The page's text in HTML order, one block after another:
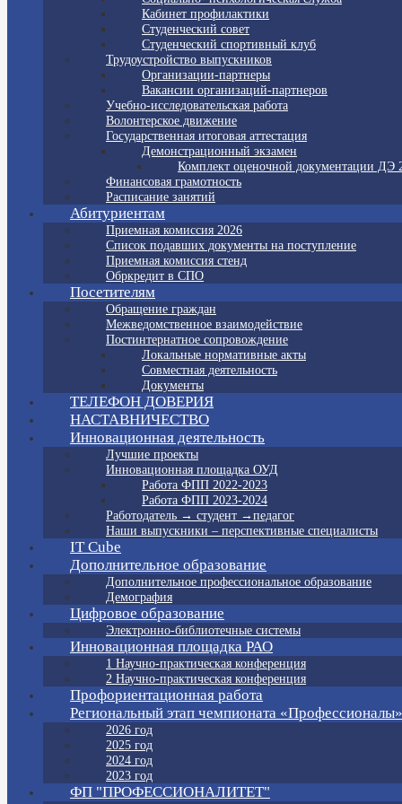
Кабинет профилактики
Студенческий совет
Студенческий спортивный клуб
Трудоустройство выпускников
Организации-партнеры
Вакансии организаций-партнеров
Учебно-исследовательская работа
Волонтерское движение
Государственная итоговая аттестация
Демонстрационный экзамен
Комплект оценочной документации ДЭ
Финансовая грамотность
Расписание занятий
Абитуриентам
Приемная комиссия 2026
Список подавших документы на поступление
Приемная комиссия стенд
Обркредит в СПО
Посетителям
Обращение граждан
Межведомственное взаимодействие
Постинтернатное сопровождение
Локальные нормативные акты
Совместная деятельность
Документы
ТЕЛЕФОН ДОВЕРИЯ
НАСТАВНИЧЕСТВО
Инновационная деятельность
Лучшие проекты
Инновационная площадка ОУД
Работа ФПП 2022-2023
Работа ФПП 2023-2024
Работодатель → студент →педагог
Наши выпускники – перспективные специалисты
IT Cube
Дополнительное образование
Дополнительное профессиональное образование
Демография
Цифровое образование
Электронно-библиотечные системы
Инновационная площадка РАО
1 Научно-практическая конференция
2 Научно-практическая конференция
Профориентационная работа
Региональный этап чемпионата «Профессионалы»
2026 год
2025 год
2024 год
2023 год
ФП "ПРОФЕССИОНАЛИТЕТ"